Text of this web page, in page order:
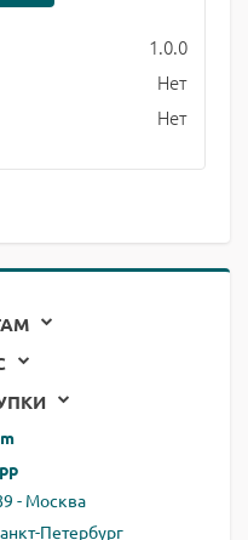
1.0.0
Нет
Нет
- Москва
Петербург